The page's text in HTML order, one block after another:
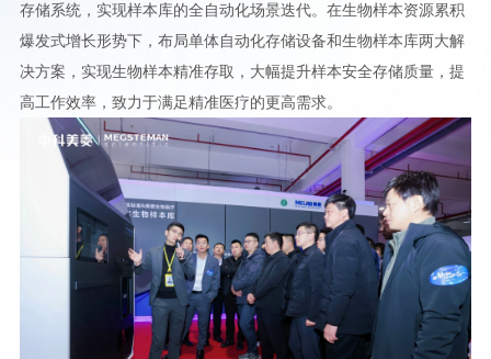
存储系统，实现样本库的全自动化场景迭代。在生物样本资源累积
爆发式增长形势下，布局单体自动化存储设备和生物样本库两大解
决方案，实现生物样本精准存取，大幅提升样本安全存储质量，提
高工作效率，致力于满足精准医疗的更高需求。